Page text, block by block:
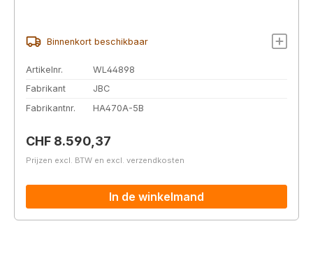
Binnenkort beschikbaar
Artikelnr.
WL44898
Fabrikant
JBC
Fabrikantnr.
HA470A-5B
Normale prijs:
CHF 8.590,37
Prijzen excl. BTW en excl. verzendkosten
In de winkelmand